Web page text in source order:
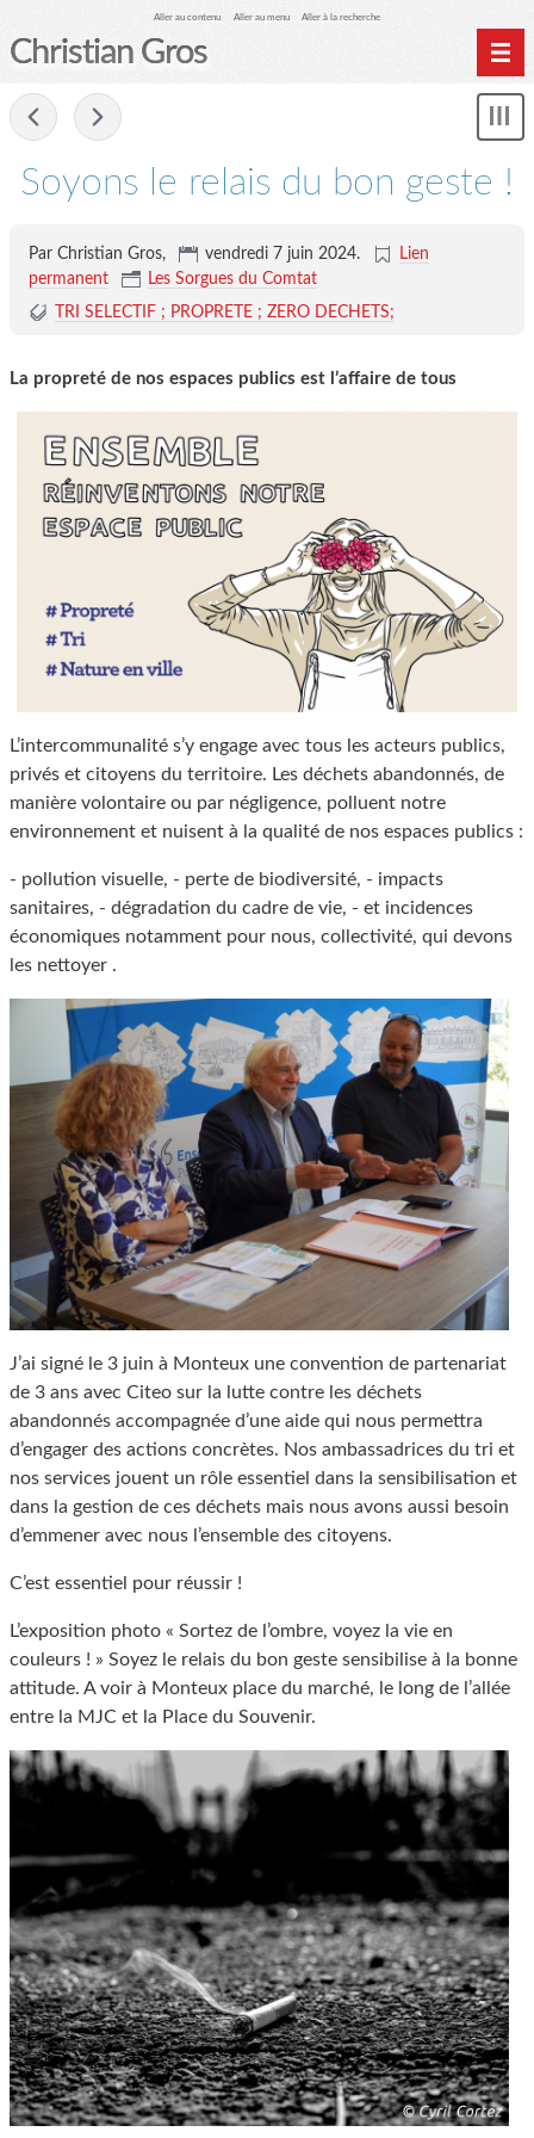
Aller au contenu Aller au menu Aller à la recherche
Christian Gros
Soyons le relais du bon geste !
Par Christian Gros, vendredi 7 juin 2024.
Lien
permanent
Les Sorgues du Comtat
TRI SELECTIF ; PROPRETE ; ZERO DECHETS;
La propreté de nos espaces publics est l’affaire de tous
L’intercommunalité s’y engage avec tous les acteurs publics,
privés et citoyens du territoire. Les déchets abandonnés, de
manière volontaire ou par négligence, polluent notre
environnement et nuisent à la qualité de nos espaces publics :
- pollution visuelle, - perte de biodiversité, - impacts
sanitaires, - dégradation du cadre de vie, - et incidences
économiques notamment pour nous, collectivité, qui devons
les nettoyer .
J’ai signé le 3 juin à Monteux une convention de partenariat
de 3 ans avec Citeo sur la lutte contre les déchets
abandonnés accompagnée d’une aide qui nous permettra
d’engager des actions concrètes. Nos ambassadrices du tri et
nos services jouent un rôle essentiel dans la sensibilisation et
dans la gestion de ces déchets mais nous avons aussi besoin
d’emmener avec nous l’ensemble des citoyens.
C’est essentiel pour réussir !
L’exposition photo « Sortez de l’ombre, voyez la vie en
couleurs ! » Soyez le relais du bon geste sensibilise à la bonne
attitude. A voir à Monteux place du marché, le long de l’allée
entre la MJC et la Place du Souvenir.